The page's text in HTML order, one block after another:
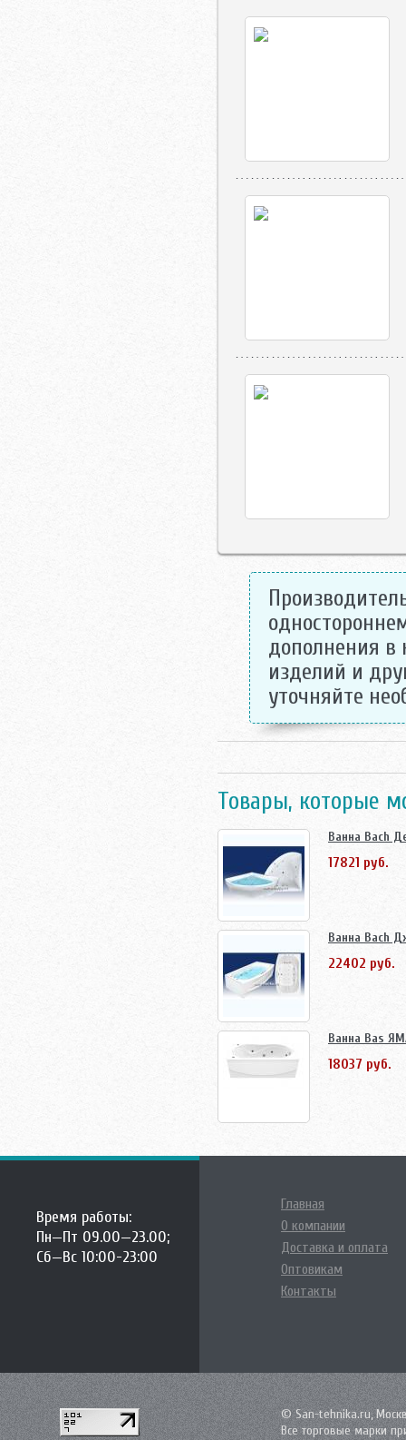
дополнения
изделий и
уточняйте
Товары, которые
Ванна Bach
17821 руб.
Ванна Bach
22402 руб.
Ванна Bas
18037 руб.
Время работы:
Пн—Пт 09.00—23.00;
Сб—Вс 10:00-23:00
Главная
О компании
Доставка и оплата
Оптовикам
Контакты
© San-tehnika.ru,
Все торговые марки